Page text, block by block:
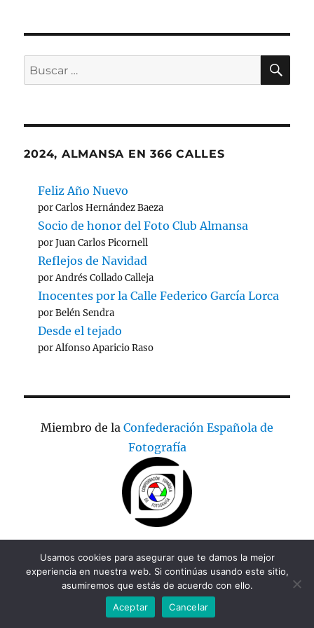
entradas
ERIO
R
NA
Buscar
por:
2024, ALMANSA EN 366 CALLES
Feliz Año Nuevo
por Carlos Hernández Baeza
Socio de honor del Foto Club Almansa
por Juan Carlos Picornell
Reflejos de Navidad
por Andrés Collado Calleja
Inocentes por la Calle Federico García Lorca
por Belén Sendra
Desde el tejado
por Alfonso Aparicio Raso
Miembro de la Confederación Española de
Fotografía
Miembro de laFederación Castellano
Manchega de Fotografía
Usamos cookies para asegurar que te damos la mejor
experiencia en nuestra web. Si continúas usando este sitio,
asumiremos que estás de acuerdo con ello.
Aceptar
Cancelar